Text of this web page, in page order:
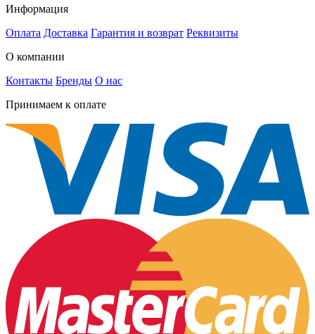
Информация
Оплата Доставка Гарантия и возврат Реквизиты
О компании
Контакты Бренды О нас
Принимаем к оплате